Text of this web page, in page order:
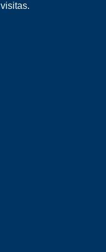
visitas.